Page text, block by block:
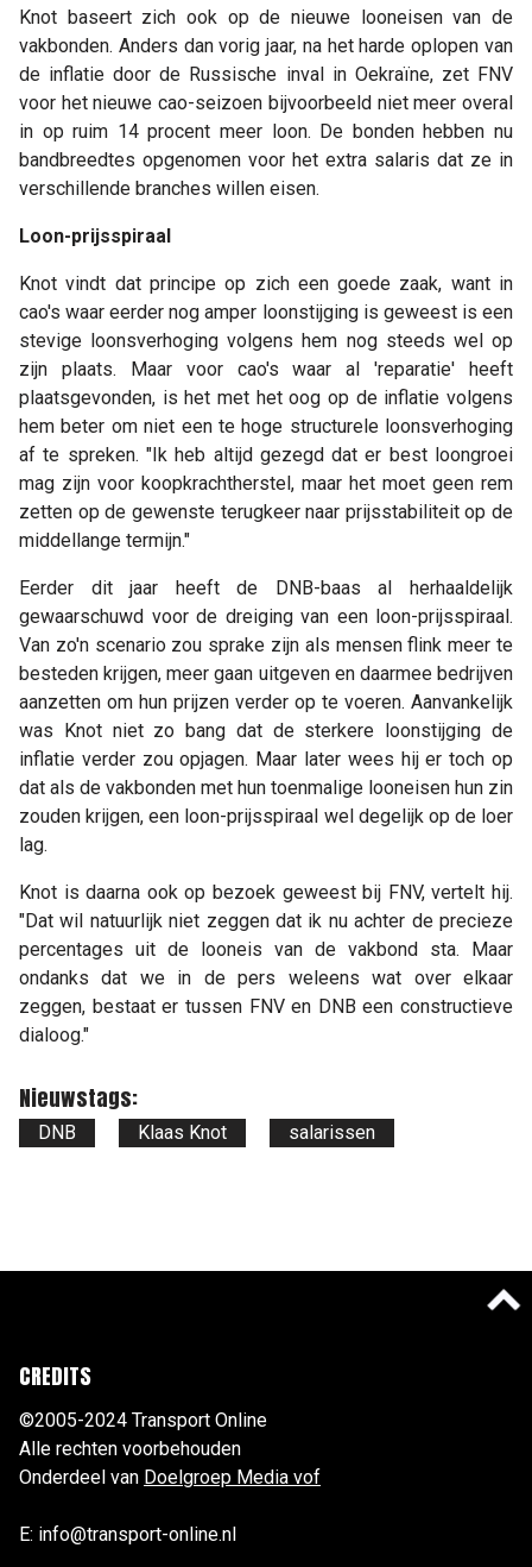
Knot baseert zich ook op de nieuwe looneisen van de
vakbonden. Anders dan vorig jaar, na het harde oplopen van
de inflatie door de Russische inval in Oekraïne, zet FNV
voor het nieuwe cao-seizoen bijvoorbeeld niet meer overal
in op ruim 14 procent meer loon. De bonden hebben nu
bandbreedtes opgenomen voor het extra salaris dat ze in
verschillende branches willen eisen.
Loon-prijsspiraal
Knot vindt dat principe op zich een goede zaak, want in
cao's waar eerder nog amper loonstijging is geweest is een
stevige loonsverhoging volgens hem nog steeds wel op
zijn plaats. Maar voor cao's waar al 'reparatie' heeft
plaatsgevonden, is het met het oog op de inflatie volgens
hem beter om niet een te hoge structurele loonsverhoging
af te spreken. "Ik heb altijd gezegd dat er best loongroei
mag zijn voor koopkrachtherstel, maar het moet geen rem
zetten op de gewenste terugkeer naar prijsstabiliteit op de
middellange termijn."
Eerder dit jaar heeft de DNB-baas al herhaaldelijk
gewaarschuwd voor de dreiging van een loon-prijsspiraal.
Van zo'n scenario zou sprake zijn als mensen flink meer te
besteden krijgen, meer gaan uitgeven en daarmee bedrijven
aanzetten om hun prijzen verder op te voeren. Aanvankelijk
was Knot niet zo bang dat de sterkere loonstijging de
inflatie verder zou opjagen. Maar later wees hij er toch op
dat als de vakbonden met hun toenmalige looneisen hun zin
zouden krijgen, een loon-prijsspiraal wel degelijk op de loer
lag.
Knot is daarna ook op bezoek geweest bij FNV, vertelt hij.
"Dat wil natuurlijk niet zeggen dat ik nu achter de precieze
percentages uit de looneis van de vakbond sta. Maar
ondanks dat we in de pers weleens wat over elkaar
zeggen, bestaat er tussen FNV en DNB een constructieve
dialoog."
Nieuwstags:
DNB Klaas Knot salarissen
CREDITS
©2005-2024 Transport Online
Alle rechten voorbehouden
Onderdeel van Doelgroep Media vof
E: info@transport-online.nl